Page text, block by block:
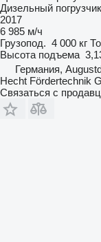
Дизельный погрузчик
2017
6 985 м/ч
Грузопод. 4 000 кг
Высота подъема
Германия,
Hecht Fördertechnik
Связаться с